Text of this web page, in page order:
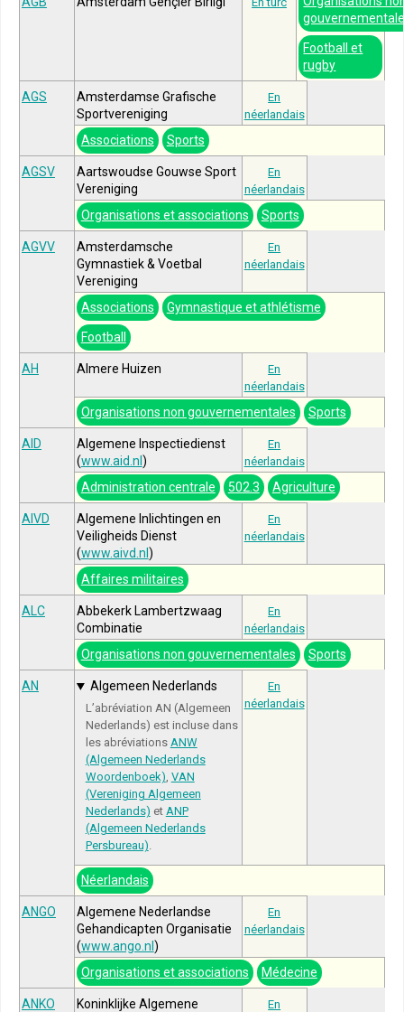
Football et
rugby
AGS
Amsterdamse Grafische
Sportvereniging
En
néerlandais
Associations Sports
AGSV
Aartswoudse Gouwse Sport
Vereniging
En
néerlandais
Organisations et associations Sports
AGVV
Amsterdamsche
Gymnastiek & Voetbal
Vereniging
En
néerlandais
Associations Gymnastique et athlétisme
Football
AH Almere Huizen
En
néerlandais
Organisations non gouvernementales Sports
AID
Algemene Inspectiedienst
(www.aid.nl )
En
néerlandais
Administration centrale 502.3 Agriculture
AIVD
Algemene Inlichtingen en
Veiligheids Dienst
(www.aivd.nl )
En
néerlandais
Affaires militaires
ALC
Abbekerk Lambertzwaag
Combinatie
En
néerlandais
Organisations non gouvernementales Sports
AN Algemeen Nederlands
L’abréviation AN (Algemeen
Nederlands) est incluse dans
les abréviations ANW
(Algemeen Nederlands
Woordenboek), VAN
(Vereniging Algemeen
Nederlands) et ANP
(Algemeen Nederlands
Persbureau).
En
néerlandais
Néerlandais
ANGO
Algemene Nederlandse
Gehandicapten Organisatie
(www.ango.nl)
En
néerlandais
Organisations et associations Médecine
ANKO
Koninklijke Algemene
En